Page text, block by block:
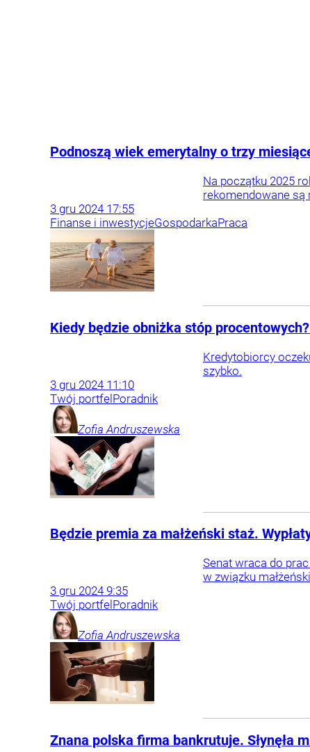
Podnoszą wiek emerytalny o trzy
Na początku 2025
rekomendowane są
3 gru 2024 17:55
Finanse i inwestycjeGospodarkaPraca
Kiedy będzie obniżka stóp
Kredytobiorcy
szybko.
3 gru 2024 11:10
Twój portfelPoradnik
Zofia Andruszewska
Będzie premia za małżeński staż.
Senat wraca do prac
w związku
3 gru 2024 9:35
Twój portfel Poradnik
Zofia Andruszewska
Znana polska firma bankrutuje. Słynęła